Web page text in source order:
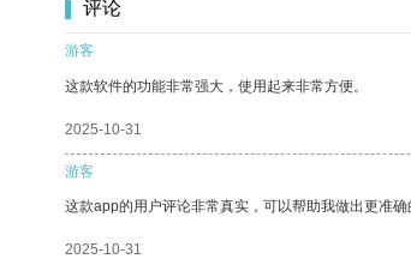
评论
游客
这款软件的功能非常强大，使用起来非常方便。
2025-10-31
游客
这款app的用户评论非常真实，可以帮助我做出更准确
2025-10-31